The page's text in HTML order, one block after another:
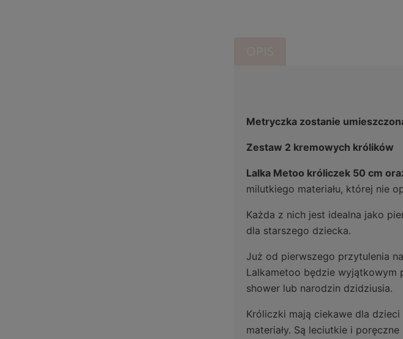
Metryczka zostanie
Zestaw 2 kremowych królików
Lalka Metoo króliczek 50 cm
milutkiego materiału, której nie
Każda z nich jest idealna jako
dla starszego dziecka.
Już od pierwszego przytulenia
Lalkametoo będzie wyjątkowym
shower lub narodzin dzidziusia.
Króliczki mają ciekawe dla
materiały. Są leciutkie i